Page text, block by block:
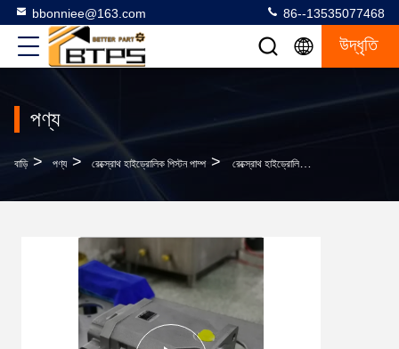
bbonniee@163.com 86--13535077468
উদ্ধৃতি
পণ্য
বাড়ি > পণ্য > রেক্স্রোথ হাইড্রোলিক পিস্টন পাম্প > রেক্স্রোথ হাইড্রোলিক অক্ষীয় পিস্টন ভেরিয়েবল পাম্প A4FO250/31R-PPB25N00 পিস্টন পাম্প মোটর A4FO22 A4FO28 A4FO40